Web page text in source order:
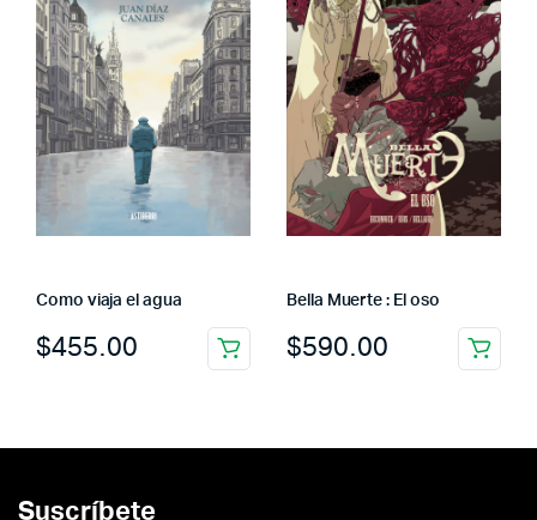
Como viaja el agua
$455.00
Bella Muerte : El oso
$590.00
Suscríbete